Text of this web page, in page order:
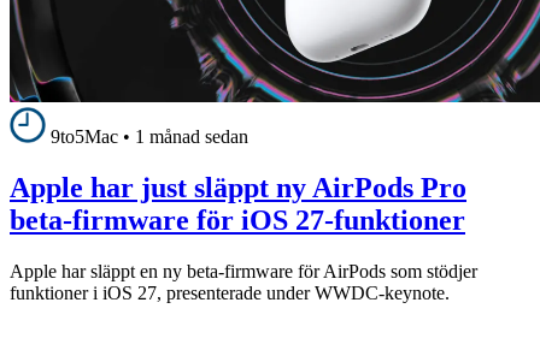
9to5Mac • 1 månad sedan
Apple har just släppt ny AirPods Pro
beta-firmware för iOS 27-funktioner
Apple har släppt en ny beta-firmware för AirPods som stödjer
funktioner i iOS 27, presenterade under WWDC-keynote.